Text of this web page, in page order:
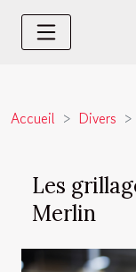
Accueil Divers
Les
Merlin